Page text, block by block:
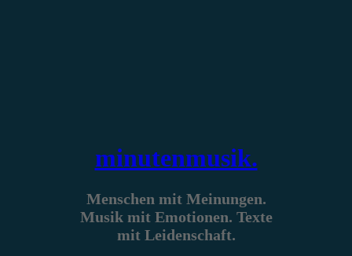
minutenmusik.
Menschen mit Meinungen.
Musik mit Emotionen. Texte
mit Leidenschaft.